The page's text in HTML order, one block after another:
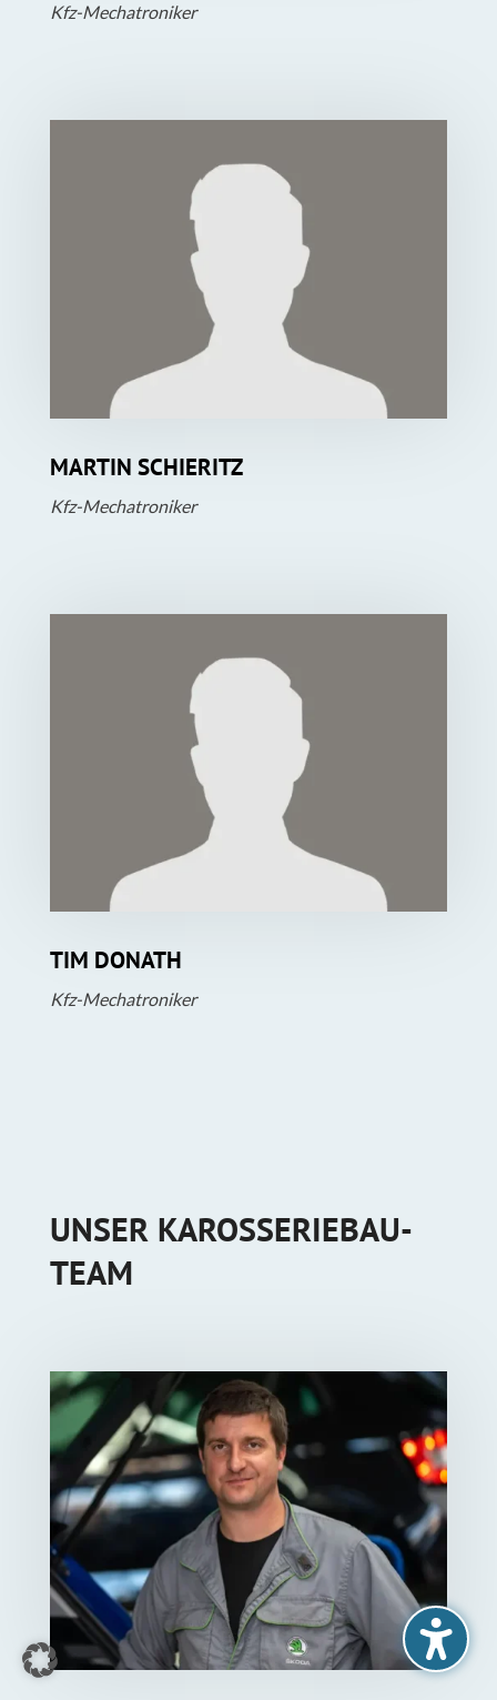
Kfz-Mechatroniker
MARTIN SCHIERITZ
Kfz-Mechatroniker
TIM DONATH
Kfz-Mechatroniker
UNSER KAROSSERIEBAU-
TEAM